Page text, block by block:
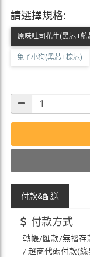
請選擇規格:
原味吐司花生(黑芯+藍
兔子小狗(黑芯+棕芯)
付款&配送
付款方式
轉帳/匯款/無摺存
/ 超商代碼付款(